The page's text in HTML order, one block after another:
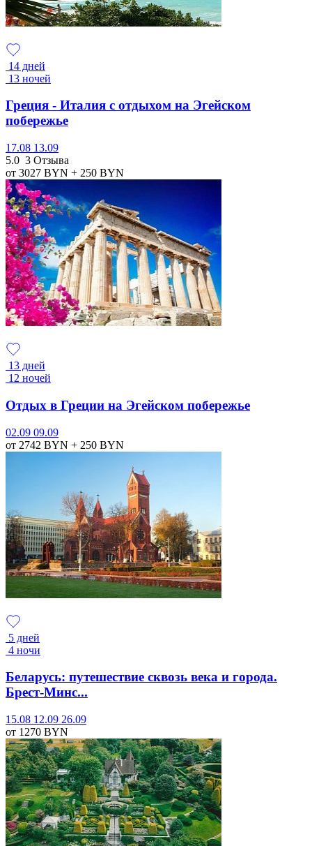
14 дней
13 ночей
Греция - Италия с отдыхом на Эгейском
побережье
17.08 13.09
5.0 3 Отзыва
от 3027 BYN + 250 BYN
13 дней
12 ночей
Отдых в Греции на Эгейском побережье
02.09 09.09
от 2742 BYN + 250 BYN
5 дней
4 ночи
Беларусь: путешествие сквозь века и города.
Брест-Минс...
15.08 12.09 26.09
от 1270 BYN